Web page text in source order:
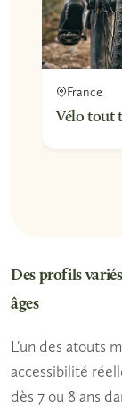
France
Vélo tout
Des profils
âges
L'un des atouts
accessibilité
dès 7 ou 8 ans